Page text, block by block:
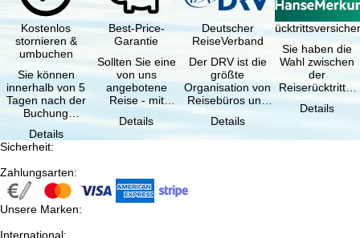
Kostenlos
stornieren &
umbuchen
Sie können
innerhalb von 5
Tagen nach der
Buchung
zurücktreten, …
Details
Best-Price-
Garantie
Sollten Sie eine
von uns
angebotene
Reise - mit
Verfügbarkeit
und …
Details
Deutscher
ReiseVerband
Der DRV ist die
größte
Organisation von
Reisebüros und
Reiseveranstaltern
in …
Details
Sie haben die
Wahl zwischen
der
Reiserücktritts-
Versicherung
(inklusive …
Details
Sicherheit:
Zahlungsarten:
Unsere Marken:
International: